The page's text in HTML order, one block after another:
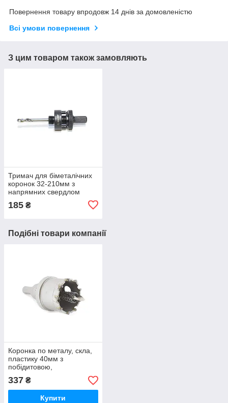
Повернення товару впродовж 14 днів за домовленістю
Всі умови повернення
З цим товаром також замовляють
Тримач для біметалічних
коронок 32-210мм з
напрямних свердлом
185 ₴
Подібні товари компанії
Коронка по металу, скла,
пластику 40мм з
побідитовою,
твердосплавною
напайкою. Rapide. Всі
розміри.
337 ₴
Купити